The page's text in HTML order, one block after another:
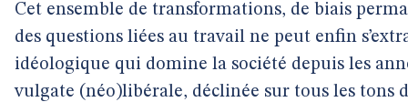
Cet ensemble de transformations, de biais
des questions liées au travail ne peut enfin
idéologique qui domine la société depuis les
vulgate (néo)libérale, déclinée sur tous les tons